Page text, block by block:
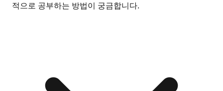
적으로 공부하는 방법이 궁금합니다.